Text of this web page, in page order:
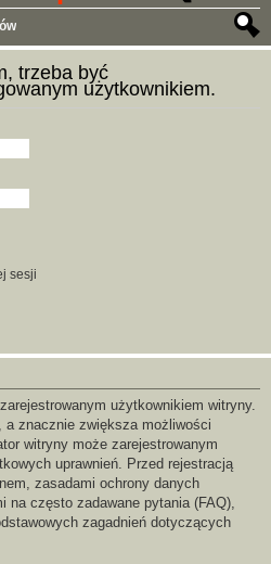
zuk
trzeba być
użytkownikiem.
sesji
użytkownikiem witryny.
a znacznie zwiększa możliwości
witryny może zarejestrowanym
uprawnień. Przed rejestracją
zasadami ochrony danych
na często zadawane pytania (FAQ),
zagadnień dotyczących